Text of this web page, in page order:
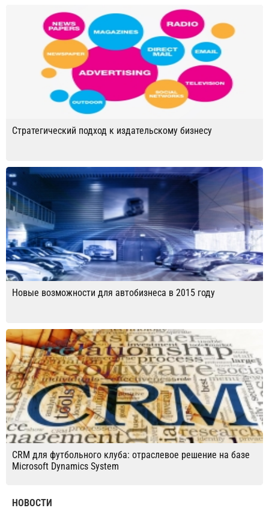
Стратегический подход к издательскому бизнесу
Новые возможности для автобизнеса в 2015 году
CRM для футбольного клуба: отраслевое решение на базе
Microsoft Dynamics System
НОВОСТИ